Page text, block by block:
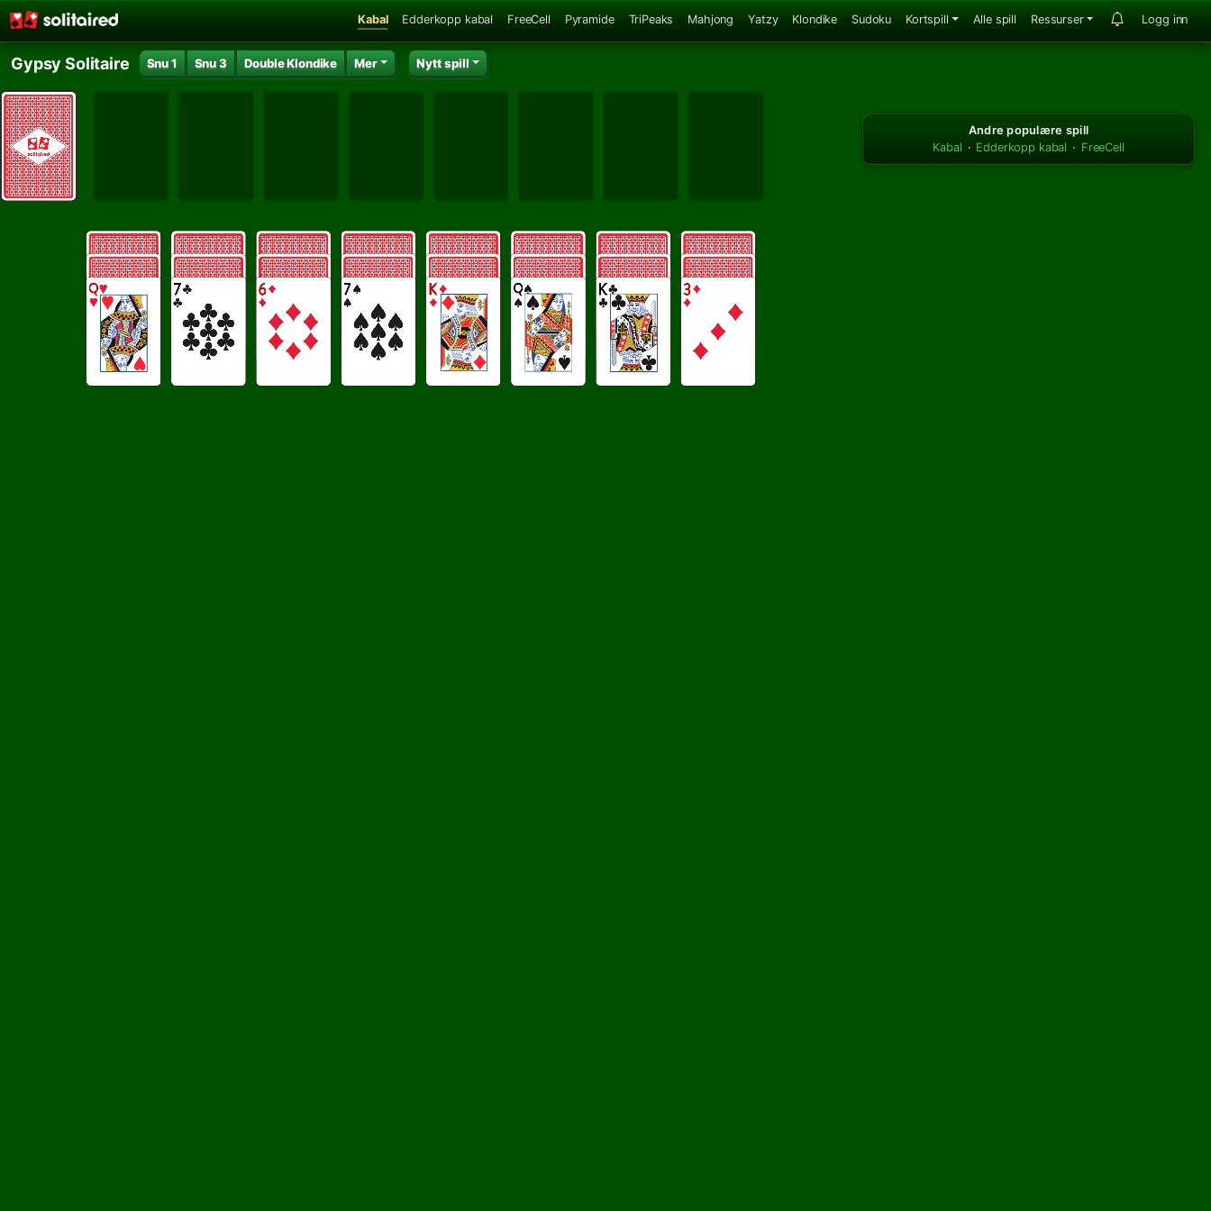
Kabal Edderkopp kabal FreeCell Pyramide TriPeaks Mahjong Yatzy Klondike Sudoku Kortspill Alle spill Ressurser Logg inn
Gypsy Solitaire Snu 1 Snu 3 Double Klondike Mer Nytt spill
Andre populære spill
Kabal · Edderkopp kabal · FreeCell